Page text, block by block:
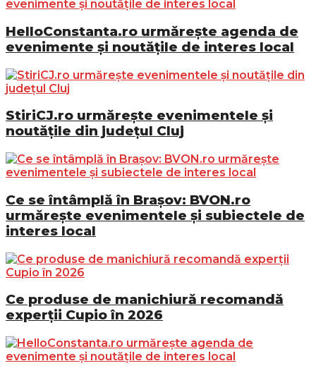
HelloConstanta.ro urmărește agenda de
evenimente și noutățile de interes local
StiriCJ.ro urmărește evenimentele și
noutățile din județul Cluj
Ce se întâmplă în Brașov: BVON.ro
urmărește evenimentele și subiectele de
interes local
Ce produse de manichiură recomandă
experții Cupio în 2026